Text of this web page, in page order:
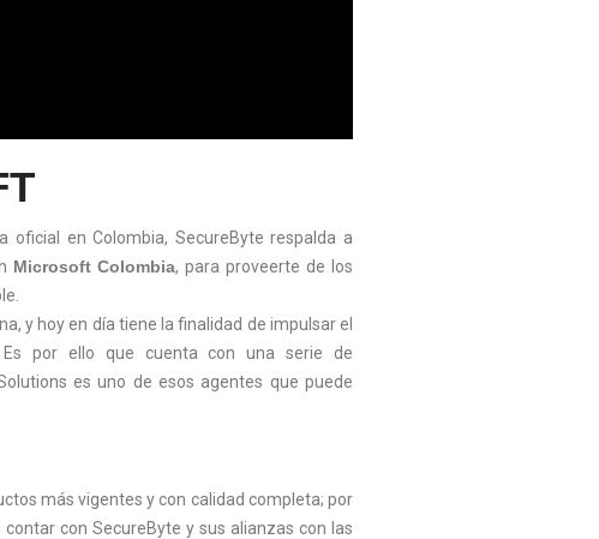
en Colombia, SecureByte respalda a
Microsoft Colombia, para proveerte de los
y hoy en día tiene la finalidad de impulsar el
Es por ello que cuenta con una serie de
es uno de esos agentes que puede
más vigentes y con calidad completa; por
con SecureByte y sus alianzas con las